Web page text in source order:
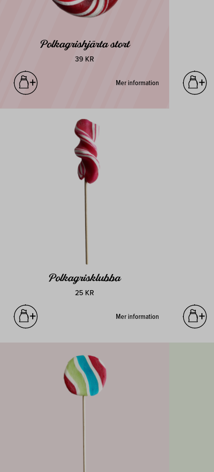
Polkagrishjärta stort
39 KR
Mer information
Polkagrisklubba
25 KR
Mer information